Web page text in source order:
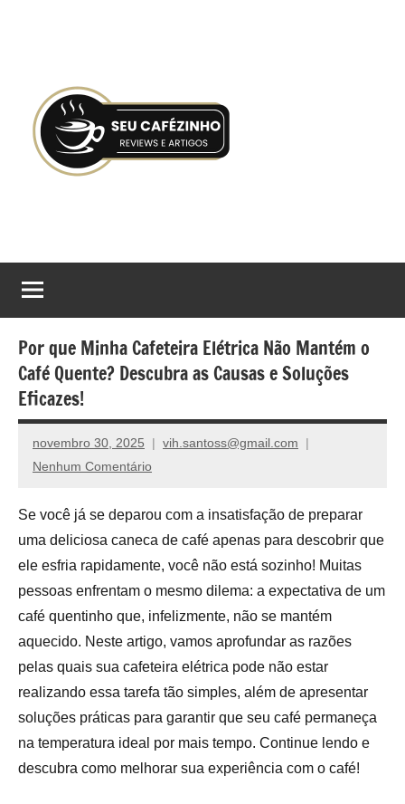
conteúdo
Seu
Cafézinho
tomar
boas
decisões
no
processo
de
compras,
venha
ver
reviews
Por que Minha Cafeteira Elétrica Não Mantém o
Café Quente? Descubra as Causas e Soluções
Eficazes!
novembro 30, 2025
vih.santoss@gmail.com
Nenhum Comentário
Se você já se deparou com a insatisfação de preparar
uma deliciosa caneca de café apenas para descobrir que
ele esfria rapidamente, você não está sozinho! Muitas
pessoas enfrentam o mesmo dilema: a expectativa de um
café quentinho que, infelizmente, não se mantém
aquecido. Neste artigo, vamos aprofundar as razões
pelas quais sua cafeteira elétrica pode não estar
realizando essa tarefa tão simples, além de apresentar
soluções práticas para garantir que seu café permaneça
na temperatura ideal por mais tempo. Continue lendo e
descubra como melhorar sua experiência com o café!